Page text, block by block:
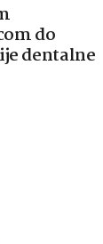
do
dentalne